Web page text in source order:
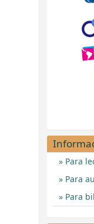
Para
Para
Para